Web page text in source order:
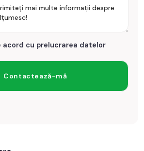
acord cu prelucrarea datelor